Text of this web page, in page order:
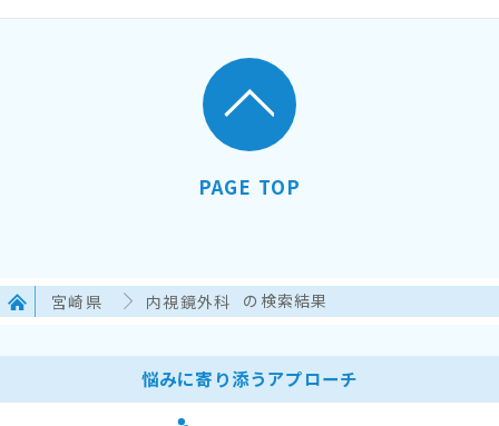
PAGE TOP
宮崎県 内視鏡外科 の検索結果
悩みに寄り添うアプローチ